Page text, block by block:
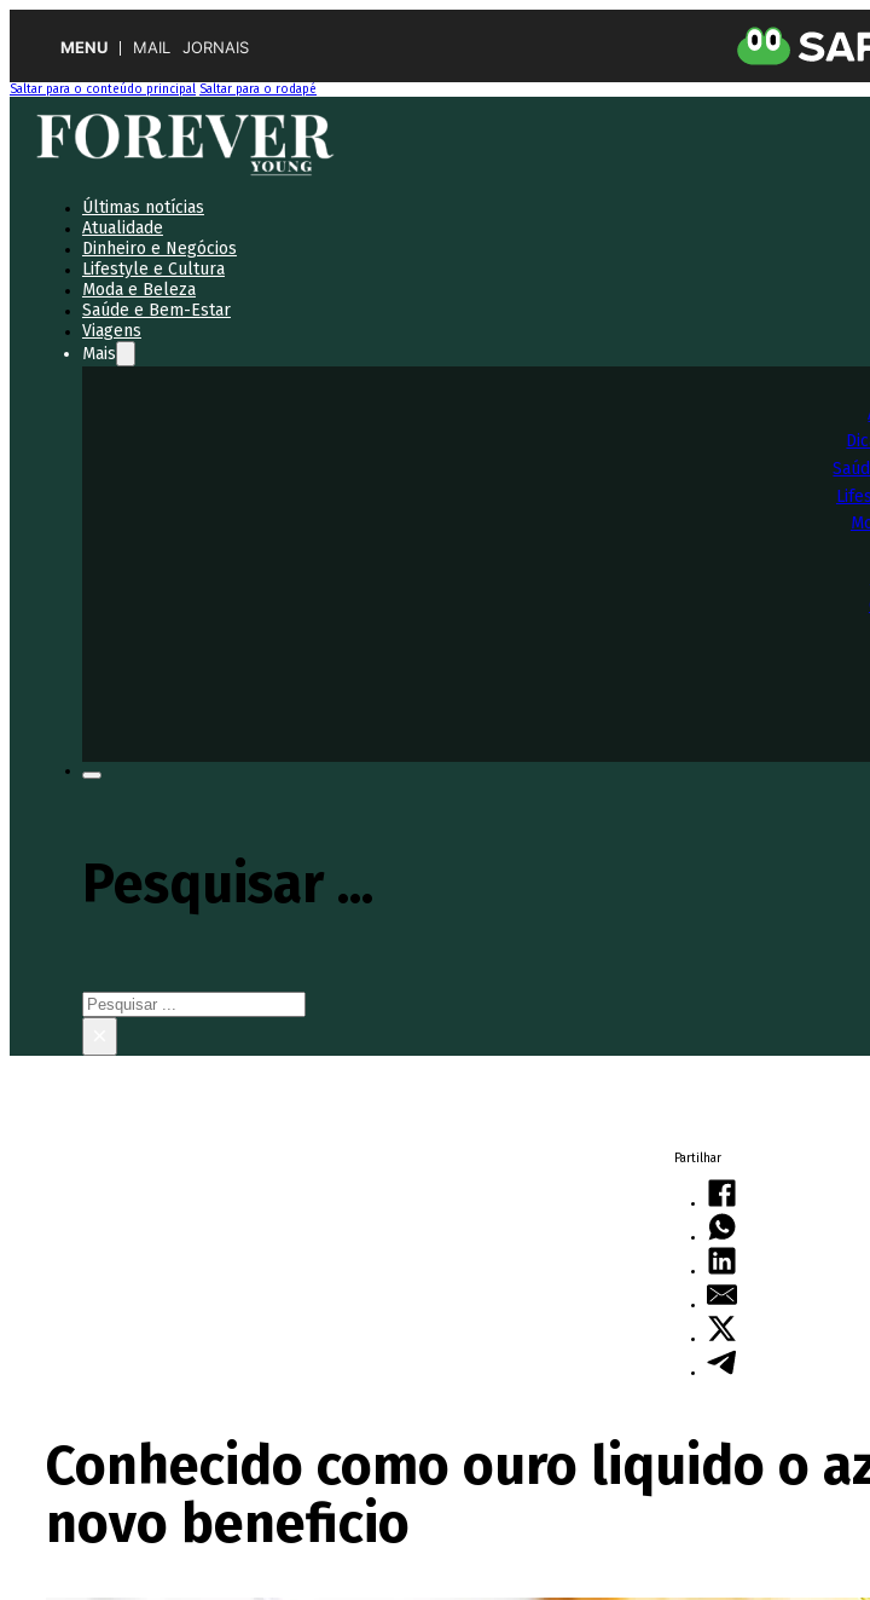
MENU MAIL JORNAIS
Saltar para o conteúdo principal Saltar para o rodapé
Últimas notícias
Atualidade
Dinheiro e Negócios
Lifestyle e Cultura
Moda e Beleza
Saúde e Bem-Estar
Viagens
Mais
Pesquisar ...
Pesquisar
Partilhar
Conhecido como ouro liquido o
novo beneficio